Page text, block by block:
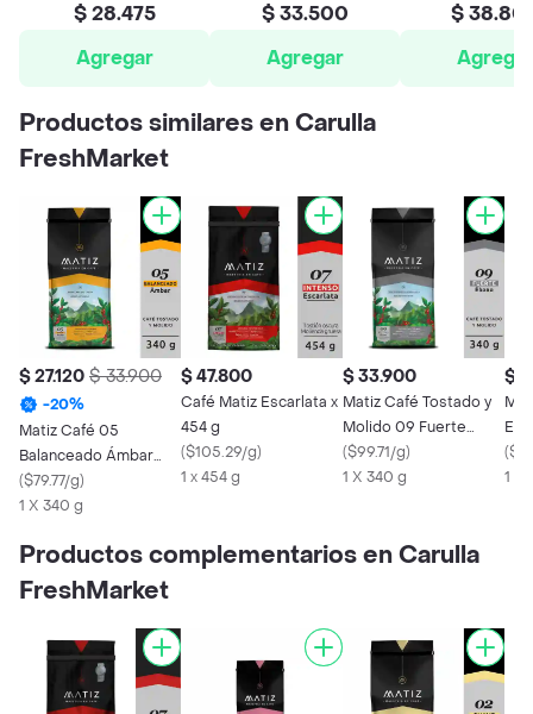
$ 28.475
Agregar
$ 33.500
Agregar
$
Agregar
Productos similares en Carulla
FreshMarket
$ 27.120 $ 33.900
-20%
Matiz Café 05
Balanceado Ámbar
Tostado y Molido
($79.77/g)
1 X 340 g
$ 47.800
Café Matiz Escarlata x
454 g
($105.29/g)
1 x 454 g
$ 33.900
Matiz Café Tostado y
Molido 09 Fuerte
Ébano
($99.71/g)
1 X 340 g
$
(
1 X
Productos complementarios en Carulla
FreshMarket